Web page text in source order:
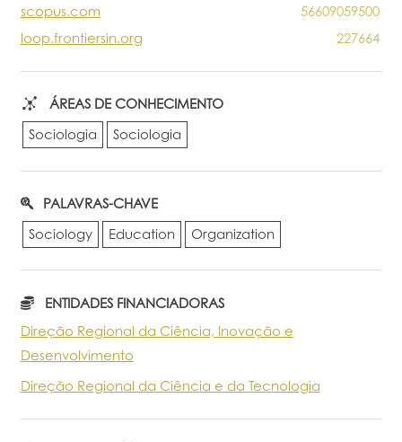
scopus.com
56609059500
loop.frontiersin.org
227664
ÁREAS DE CONHECIMENTO
Sociologia
Sociologia
PALAVRAS-CHAVE
Sociology
Education Organization
ENTIDADES FINANCIADORAS
Direção Regional da Ciência, Inovação e
Desenvolvimento
Direção Regional da Ciência e da Tecnologia